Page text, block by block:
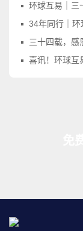
环球互易｜三
34年同行｜环球
三十四载，感
喜讯！环球互易